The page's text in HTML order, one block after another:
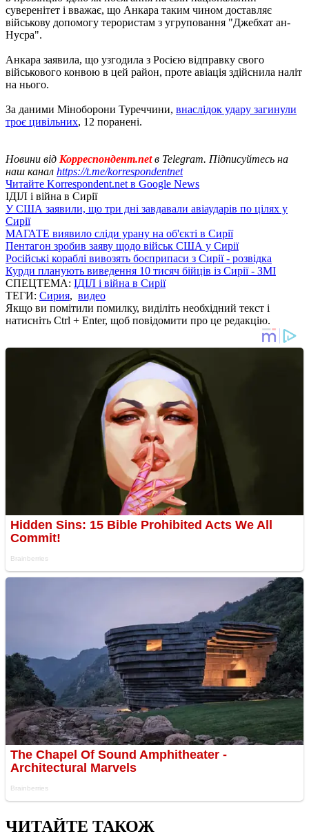
суверенітет і вважає, що Анкара таким чином доставляє
військову допомогу терористам з угруповання "Джебхат ан-
Нусра".
Анкара заявила, що узгодила з Росією відправку свого
військового конвою в цей район, проте авіація здійснила наліт
на нього.
За даними Міноборони Туреччини, внаслідок удару загинули
троє цивільних, 12 поранені.
Новини від Корреспондент.netв Telegram. Підписуйтесь на
наш канал https://t.me/korrespondentnet
Читайте Korrespondent.net в Google News
ІДІЛ і війна в Сирії
У США заявили, що три дні завдавали авіаударів по цілях у
Сирії
МАГАТЕ виявило сліди урану на об'єкті в Сирії
Пентагон зробив заяву щодо військ США у Сирії
Російські кораблі вивозять боєприпаси з Сирії - розвідка
Курди планують виведення 10 тисяч бійців із Сирії - ЗМІ
СПЕЦТЕМА: ІДІЛ і війна в Сирії
ТЕГИ: Сирия, видео
Якщо ви помітили помилку, виділіть необхідний текст і
натисніть Ctrl + Enter, щоб повідомити про це редакцію.
ЧИТАЙТЕ ТАКОЖ